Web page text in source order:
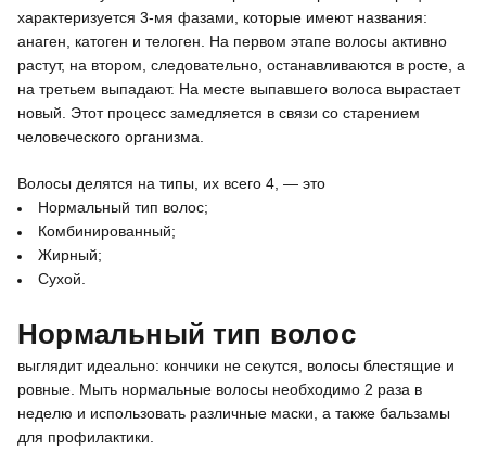
характеризуется 3-мя фазами, которые имеют названия:
анаген, катоген и телоген. На первом этапе волосы активно
растут, на втором, следовательно, останавливаются в росте, а
на третьем выпадают. На месте выпавшего волоса вырастает
новый. Этот процесс замедляется в связи со старением
человеческого организма.
Волосы делятся на типы, их всего 4, — это
Нормальный тип волос;
Комбинированный;
Жирный;
Сухой.
Нормальный тип волос
выглядит идеально: кончики не секутся, волосы блестящие и
ровные. Мыть нормальные волосы необходимо 2 раза в
неделю и использовать различные маски, а также бальзамы
для профилактики.